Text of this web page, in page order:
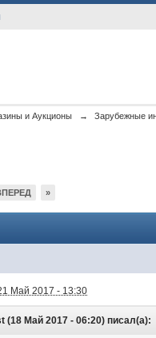
и Аукционы → Зарубежные
»
Май 2017 - 13:30
(18 Май 2017 - 06:20) писал(а):